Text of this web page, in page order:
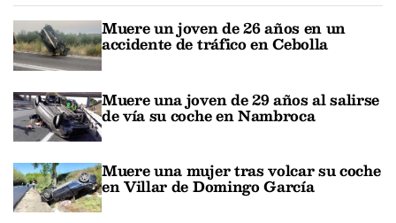
Muere un joven de 26 años en un
accidente de tráfico en Cebolla
Muere una joven de 29 años al salirse
de vía su coche en Nambroca
Muere una mujer tras volcar su coche
en Villar de Domingo García